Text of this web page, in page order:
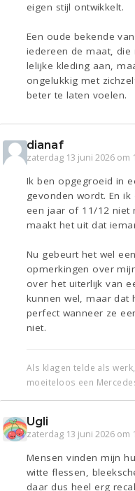
eigen stijl ontwikkelt.
Een oude bekende
iedereen de maat,
lelijke kleding aan,
ongelukkig met
beter te laten voelen.
dianaf
zaterdag 13 juni 2026 om
Ik ben opgegroeid in
gevonden wordt. En
een jaar of 11/12 niet
maakt het uit dat
Nu gebeurt het wel
opmerkingen over
over het uiterlijk van
kunnen wel, maar dat
perfect wanneer ze
niet.
Als klagen telde als
moeiteloos een
Ugli
zaterdag 13 juni 2026 om
Mensen vinden mijn
witte flessen,
daar dus heel erg